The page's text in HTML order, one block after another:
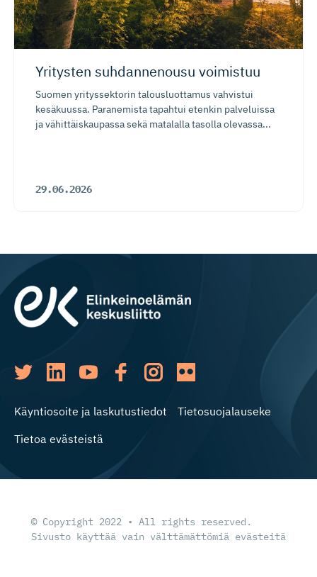
Yritysten suhdannenousu voimistuu
Suomen yrityssektorin talousluottamus vahvistui
kesäkuussa. Paranemista tapahtui etenkin palveluissa
ja vähittäiskaupassa sekä matalalla tasolla olevassa...
29.06.2026
Käyntiosoite ja laskutustiedot
Tietosuojalauseke
Tietoa evästeistä
© Copyright 2022 • All rights reserved.
Sivusto käyttää vain välttämättömiä evästeitä